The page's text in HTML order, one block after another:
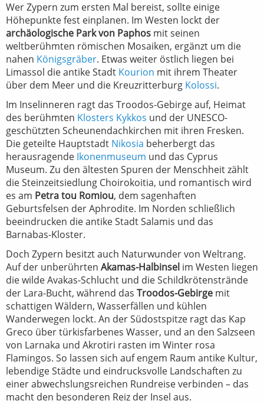
Wer Zypern zum ersten Mal bereist, sollte einige
Höhepunkte fest einplanen. Im Westen lockt der
archäologische Park von Paphos mit seinen
weltberühmten römischen Mosaiken, ergänzt um die
nahen Königsgräber. Etwas weiter östlich liegen bei
Limassol die antike Stadt Kourion mit ihrem Theater
über dem Meer und die Kreuzritterburg Kolossi.
Im Inselinneren ragt das Troodos-Gebirge auf, Heimat
des berühmten Klosters Kykkos und der UNESCO-
geschützten Scheunendachkirchen mit ihren Fresken.
Die geteilte Hauptstadt Nikosia beherbergt das
herausragende Ikonenmuseum und das Cyprus
Museum. Zu den ältesten Spuren der Menschheit zählt
die Steinzeitsiedlung Choirokoitia, und romantisch wird
es am Petra tou Romiou, dem sagenhaften
Geburtsfelsen der Aphrodite. Im Norden schließlich
beeindrucken die antike Stadt Salamis und das
Barnabas-Kloster.
Doch Zypern besitzt auch Naturwunder von Weltrang.
Auf der unberührten Akamas-Halbinsel im Westen liegen
die wilde Avakas-Schlucht und die Schildkrötenstrände
der Lara-Bucht, während das Troodos-Gebirge mit
schattigen Wäldern, Wasserfällen und kühlen
Wanderwegen lockt. An der Südostspitze ragt das Kap
Greco über türkisfarbenes Wasser, und an den Salzseen
von Larnaka und Akrotiri rasten im Winter rosa
Flamingos. So lassen sich auf engem Raum antike Kultur,
lebendige Städte und eindrucksvolle Landschaften zu
einer abwechslungsreichen Rundreise verbinden – das
macht den besonderen Reiz der Insel aus.